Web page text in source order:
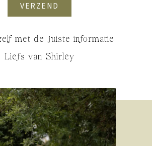
VERZEND
met de juiste informatie
Liefs van Shirley